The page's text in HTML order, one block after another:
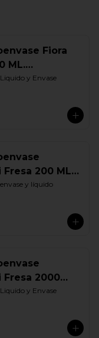
Fiora
ML.
y Envase
200 ML.
y líquido
Fresa 2000
y Envase